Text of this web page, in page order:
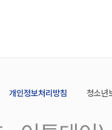
개인정보처리방침 청소년